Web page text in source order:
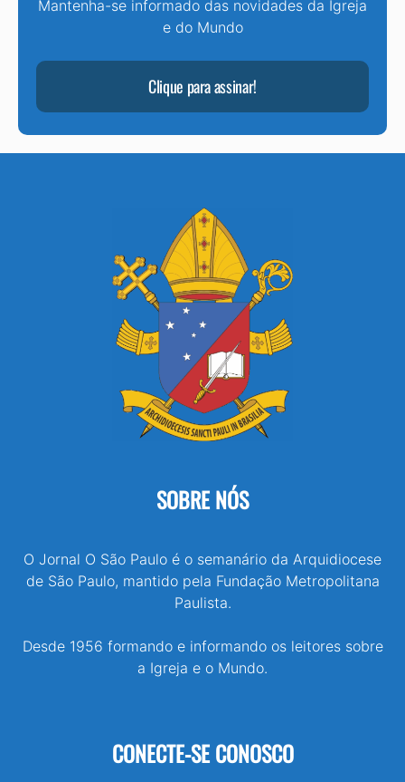
Mantenha-se informado das novidades da Igreja
e do Mundo
Clique para assinar!
SOBRE NÓS
O Jornal O São Paulo é o semanário da Arquidiocese
de São Paulo, mantido pela Fundação Metropolitana
Paulista.
Desde 1956 formando e informando os leitores sobre
a Igreja e o Mundo.
CONECTE-SE CONOSCO